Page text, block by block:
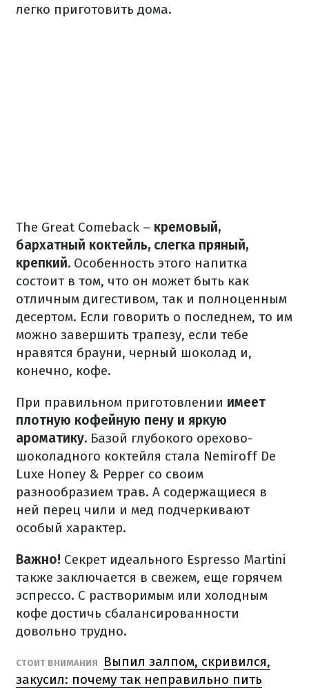
легко приготовить дома.
The Great Comeback – кремовый,
бархатный коктейль, слегка пряный,
крепкий. Особенность этого напитка
состоит в том, что он может быть как
отличным дигестивом, так и полноценным
десертом. Если говорить о последнем, то им
можно завершить трапезу, если тебе
нравятся брауни, черный шоколад и,
конечно, кофе.
При правильном приготовлении имеет
плотную кофейную пену и яркую
ароматику. Базой глубокого орехово-
шоколадного коктейля стала Nemiroff De
Luxe Honey & Pepper со своим
разнообразием трав. А содержащиеся в
ней перец чили и мед подчеркивают
особый характер.
Важно! Секрет идеального Espresso Martini
также заключается в свежем, еще горячем
эспрессо. С растворимым или холодным
кофе достичь сбалансированности
довольно трудно.
СТОИТ ВНИМАНИЯ
Выпил залпом, скривился,
закусил: почему так неправильно пить